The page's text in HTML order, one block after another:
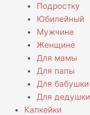
Подростку
Юбилейный
Мужчине
Женщине
Для мамы
Для папы
Для бабушки
Для дедушки
Капкейки